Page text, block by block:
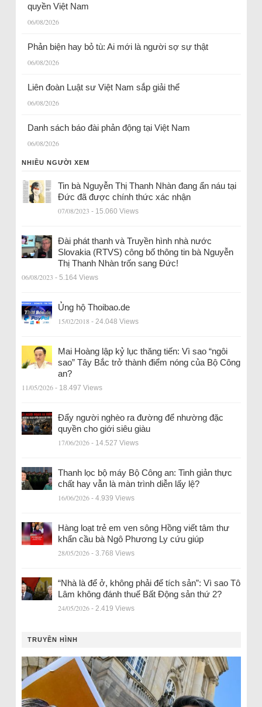
quyền Việt Nam
06/08/2026
Phản biện hay bỏ tù: Ai mới là người sợ sự thật
06/08/2026
Liên đoàn Luật sư Việt Nam sắp giải thể
06/08/2026
Danh sách báo đài phản động tại Việt Nam
06/08/2026
NHIỀU NGƯỜI XEM
Tin bà Nguyễn Thị Thanh Nhàn đang ẩn náu tại
Đức đã được chính thức xác nhận
07/08/2023 - 15.060 Views
Đài phát thanh và Truyền hình nhà nước
Slovakia (RTVS) công bố thông tin bà Nguyễn
Thị Thanh Nhàn trốn sang Đức!
06/08/2023 - 5.164 Views
Ủng hộ Thoibao.de
15/02/2018 - 24.048 Views
Mai Hoàng lập kỷ lục thăng tiến: Vì sao “ngôi
sao” Tây Bắc trở thành điểm nóng của Bộ Công
an?
11/05/2026 - 18.497 Views
Đẩy người nghèo ra đường để nhường đặc
quyền cho giới siêu giàu
17/06/2026 - 14.527 Views
Thanh lọc bộ máy Bộ Công an: Tinh giản thực
chất hay vẫn là màn trình diễn lấy lệ?
16/06/2026 - 4.939 Views
Hàng loạt trẻ em ven sông Hồng viết tâm thư
khẩn cầu bà Ngô Phương Ly cứu giúp
28/05/2026 - 3.768 Views
“Nhà là để ở, không phải để tích sản”: Vì sao Tô
Lâm không đánh thuế Bất Động sản thứ 2?
24/05/2026 - 2.419 Views
TRUYỀN HÌNH